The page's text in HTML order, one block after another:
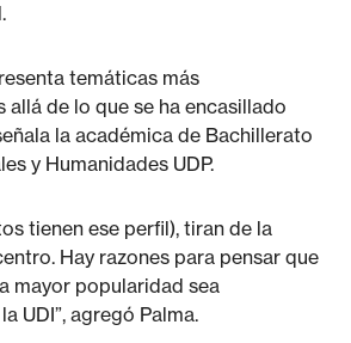
temáticas más
allá de lo que se ha encasillado
la académica de Bachillerato
y Humanidades UDP.
tienen ese perfil), tiran de la
Hay razones para pensar que
mayor popularidad sea
UDI”, agregó Palma.